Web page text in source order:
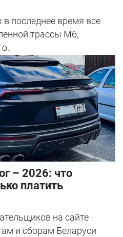
последнее время все
трассы М6,
– 2026: что
платить
на сайте
и сборам Беларуси